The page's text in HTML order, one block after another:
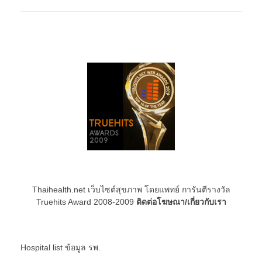
Thaihealth.net เว็บไซต์สุขภาพ โดยแพทย์ การันตีรางวัล
Truehits Award 2008-2009 ติดต่อโฆษณา/เกี่ยวกับเรา
Hospital list ข้อมูล รพ.